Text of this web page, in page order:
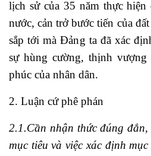
lịch sử của 35 năm thực
nước, cản trở bước tiến của
sắp tới mà Đảng ta đã xác
sự hùng cường, thịnh
phúc của nhân dân.
2. Luận cứ phê phán
2.1.Cần nhận thức đúng
mục tiêu và việc xác định